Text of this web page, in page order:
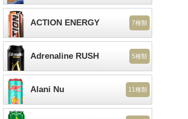
ACTION ENERGY 7種類
Adrenaline RUSH 5種類
Alani Nu 11種類